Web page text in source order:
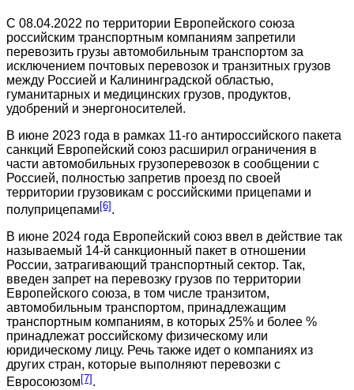
С 08.04.2022 по территории Европейского союза
российским транспортным компаниям запретили
перевозить грузы автомобильным транспортом за
исключением почтовых перевозок и транзитных грузов
между Россией и Калининградской областью,
гуманитарных и медицинских грузов, продуктов,
удобрений и энергоносителей.
В июне 2023 года в рамках 11-го антироссийского пакета
санкций Европейский союз расширил ограничения в
части автомобильных грузоперевозок в сообщении с
Россией, полностью запретив проезд по своей
территории грузовикам с российскими прицепами и
полуприцепами [6] .
В июне 2024 года Европейский союз ввел в действие так
называемый 14-й санкционный пакет в отношении
России, затрагивающий транспортный сектор. Так,
введен запрет на перевозку грузов по территории
Европейского союза, в том числе транзитом,
автомобильным транспортом, принадлежащим
транспортным компаниям, в которых 25% и более %
принадлежат российскому физическому или
юридическому лицу. Речь также идет о компаниях из
других стран, которые выполняют перевозки с
Евросоюзом[7].